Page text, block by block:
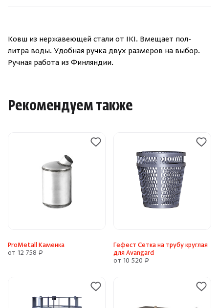
Ковш из нержавеющей стали от IKI. Вмещает пол-
литра воды. Удобная ручка двух размеров на выбор.
Ручная работа из Финляндии.
Рекомендуем также
ProMetall Каменка
от 12 758 ₽
Гефест Сетка на трубу круглая
для Avangard
от 10 520 ₽